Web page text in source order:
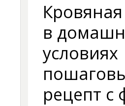
в
условиях
рецепт с